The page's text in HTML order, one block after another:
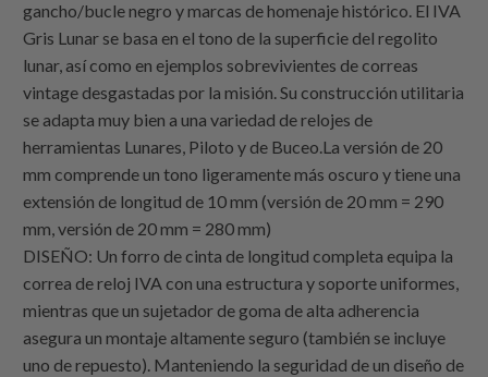
gancho/bucle negro y marcas de homenaje histórico. El IVA
Gris Lunar se basa en el tono de la superficie del regolito
lunar, así como en ejemplos sobrevivientes de correas
vintage desgastadas por la misión. Su construcción utilitaria
se adapta muy bien a una variedad de relojes de
herramientas Lunares, Piloto y de Buceo.La versión de 20
mm comprende un tono ligeramente más oscuro y tiene una
extensión de longitud de 10 mm (versión de 20 mm = 290
mm, versión de 20 mm = 280 mm)
DISEÑO: Un forro de cinta de longitud completa equipa la
correa de reloj IVA con una estructura y soporte uniformes,
mientras que un sujetador de goma de alta adherencia
asegura un montaje altamente seguro (también se incluye
uno de repuesto). Manteniendo la seguridad de un diseño de